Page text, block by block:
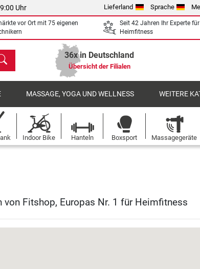
Uhr Lieferland Sprache
vor Ort mit 75 eigenen
Seit 42 Jahren Ihr Experte für
Heimfitness
36x in Deutschland
Übersicht der Filialen
MASSAGE, YOGA UND WELLNESS WEITERE
Indoor Bike Hanteln Boxsport Massagegeräte
Fitshop, Europas Nr. 1 für Heimfitness